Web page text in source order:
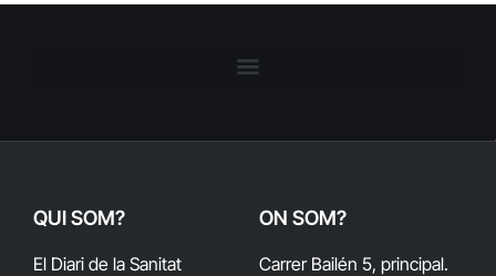
QUI SOM?
El Diari de la Sanitat
ON SOM?
Carrer Bailén 5, principal.